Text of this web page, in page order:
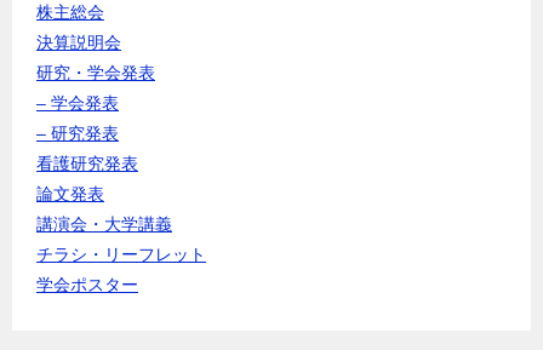
株主総会
決算説明会
研究・学会発表
– 学会発表
– 研究発表
看護研究発表
論文発表
講演会・大学講義
チラシ・リーフレット
学会ポスター